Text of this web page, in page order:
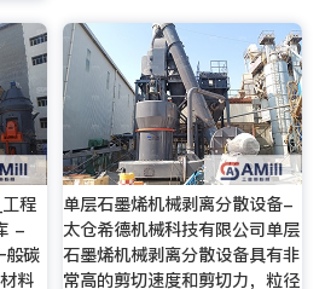
程
-
般碳
料
单层石墨烯机械剥离分散设备-
太仓希德机械科技有限公司单层
石墨烯机械剥离分散设备具有非
常高的剪切速度和剪切力，粒径